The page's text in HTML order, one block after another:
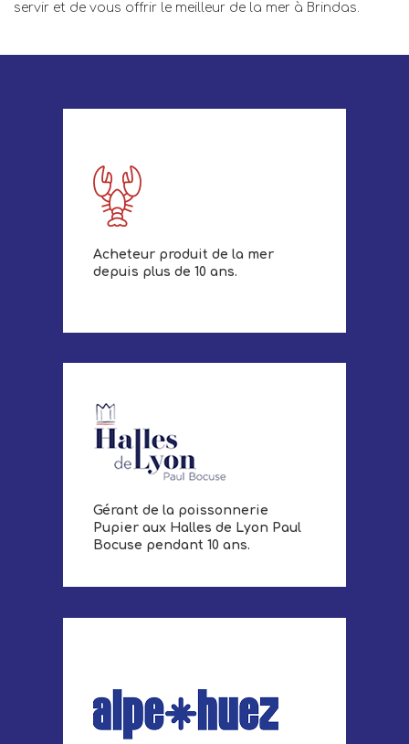
servir et de vous offrir le meilleur de la mer à Brindas.
Acheteur produit de la mer
depuis plus de 10 ans.
Gérant de la poissonnerie
Pupier aux Halles de Lyon Paul
Bocuse pendant 10 ans.